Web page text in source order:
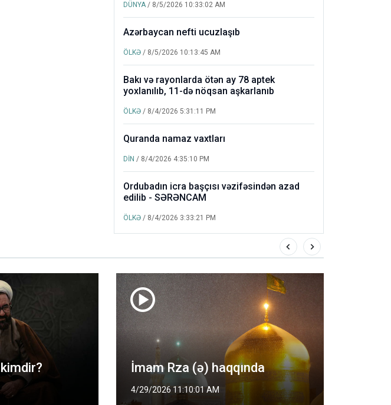
DÜNYA/ 8/5/2026 10:33:02 AM
Azərbaycan nefti ucuzlaşıb
ÖLKƏ / 8/5/2026 10:13:45 AM
Bakı və rayonlarda ötən ay 78 aptek
yoxlanılıb, 11-də nöqsan aşkarlanıb
ÖLKƏ / 8/4/2026 5:31:11 PM
Quranda namaz vaxtları
DİN / 8/4/2026 4:35:10 PM
Ordubadın icra başçısı vəzifəsindən azad
edilib - SƏRƏNCAM
ÖLKƏ / 8/4/2026 3:33:21 PM
İmam Rza (ə) haqqında
4/29/2026 11:10:01 AM